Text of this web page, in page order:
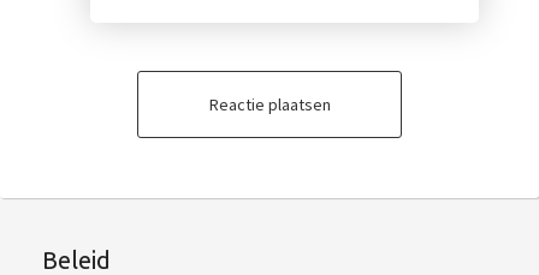
Reactie plaatsen
Beleid